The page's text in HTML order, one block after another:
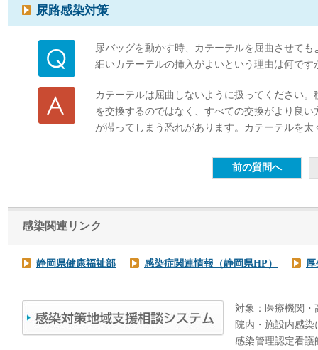
尿路感染対策
尿バッグを動かす時、カテーテルを屈曲させて
細いカテーテルの挿入がよいという理由は何です
カテーテルは屈曲しないように扱ってください
を交換するのではなく、すべての交換がより良
が滞ってしまう恐れがあります。カテーテルを
感染関連リンク
静岡県健康福祉部 感染症関連情報（静岡県HP）
対象：医療機関・
院内・施設内感
感染管理認定看